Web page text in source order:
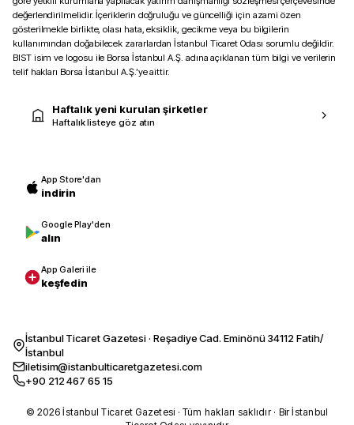
değerlendirilmelidir. İçeriklerin doğruluğu ve güncelliği için azami özen
gösterilmekle birlikte, olası hata, eksiklik, gecikme veya bu bilgilerin
kullanımından doğabilecek zararlardan İstanbul Ticaret Odası sorumlu değildir.
BIST isim ve logosu ile Borsa İstanbul A.Ş. adına açıklanan tüm bilgi ve verilerin
telif hakları Borsa İstanbul A.Ş.’ye aittir.
Haftalık yeni kurulan şirketler
Haftalık listeye göz atın
App Store'dan
indirin
Google Play'den
alın
App Galeri ile
keşfedin
İstanbul Ticaret Gazetesi · Reşadiye Cad. Eminönü 34112 Fatih/
İstanbul
iletisim@istanbulticaretgazetesi.com
+90 212 467 65 15
© 2026 İstanbul Ticaret Gazetesi · Tüm hakları saklıdır · Bir İstanbul